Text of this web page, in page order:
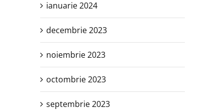
ianuarie 2024
decembrie 2023
noiembrie 2023
octombrie 2023
septembrie 2023